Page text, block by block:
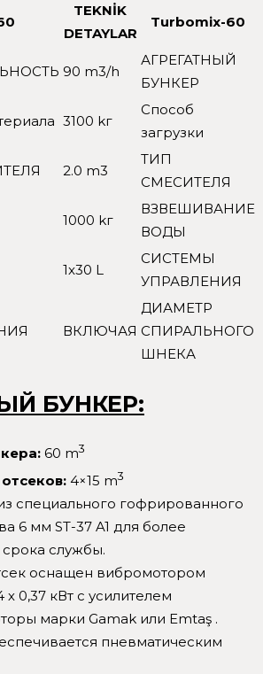
TEKNİK
DETAYLAR
Turbomix-60
90 m3/h
АГРЕГАТНЫЙ
БУНКЕР
3100 kг
Способ
загрузки
2.0 m3
ТИП
СМЕСИТЕЛЯ
1000 kг
ВЗВЕШИВАНИЕ
ВОДЫ
1x30 L
СИСТЕМЫ
УПРАВЛЕНИЯ
ВКЛЮЧАЯ
ДИАМЕТР
СПИРАЛЬНОГО
ШНЕКА
БУНКЕР:
60 m3
4×15 m3
специального гофрированного
6 мм ST-37 A1 для более
службы.
оснащен вибромотором
0,37 кВт с усилителем
марки Gamak или Emtaş .
пневматическим